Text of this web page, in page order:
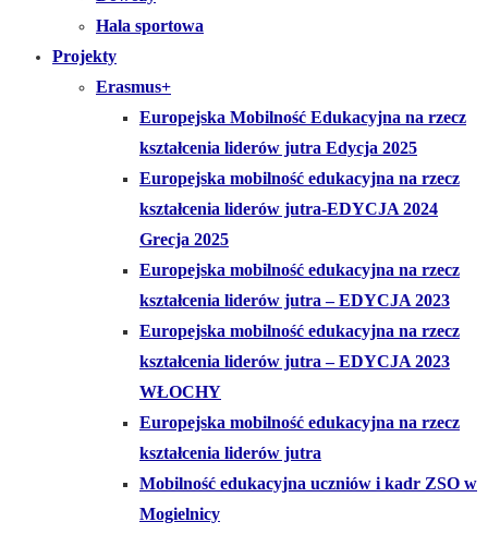
Hala sportowa
Projekty
Erasmus+
Europejska Mobilność Edukacyjna na rzecz
kształcenia liderów jutra Edycja 2025
Europejska mobilność edukacyjna na rzecz
kształcenia liderów jutra-EDYCJA 2024
Grecja 2025
Europejska mobilność edukacyjna na rzecz
kształcenia liderów jutra – EDYCJA 2023
Europejska mobilność edukacyjna na rzecz
kształcenia liderów jutra – EDYCJA 2023
WŁOCHY
Europejska mobilność edukacyjna na rzecz
kształcenia liderów jutra
Mobilność edukacyjna uczniów i kadr ZSO w
Mogielnicy